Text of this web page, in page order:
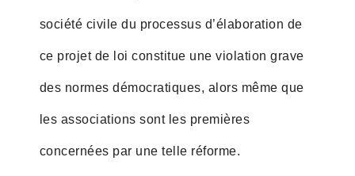
société civile du processus d’élaboration de
ce projet de loi constitue une violation grave
des normes démocratiques, alors même que
les associations sont les premières
concernées par une telle réforme.